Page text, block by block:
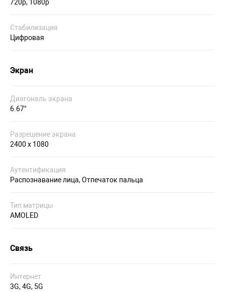
720p, 1080p
Стабилизация
Цифровая
Экран
Диагональ экрана
6.67"
Разрешение экрана
2400 х 1080
Аутентификация
Распознавание лица, Отпечаток пальца
Тип матрицы
AMOLED
Связь
Интернет
3G, 4G, 5G